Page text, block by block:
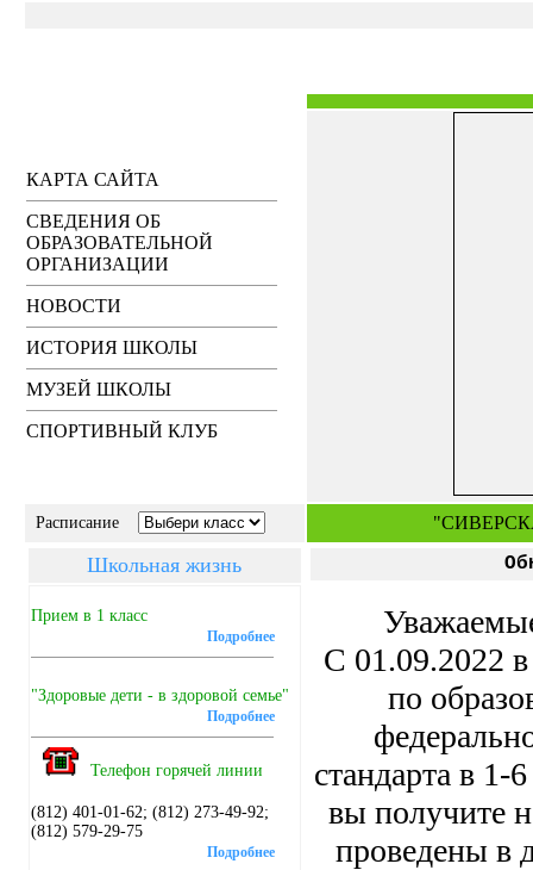
КАРТА САЙТА
СВЕДЕНИЯ ОБ
ОБРАЗОВАТЕЛЬНОЙ
ОРГАНИЗАЦИИ
НОВОСТИ
ИСТОРИЯ ШКОЛЫ
МУЗЕЙ ШКОЛЫ
СПОРТИВНЫЙ КЛУБ
Расписание
Школьная жизнь
Прием в 1 класс
Подробнее
"Здоровые дети - в здоровой семье"
Подробнее
Телефон горячей линии
(812) 401-01-62; (812) 273-49-92;
(812) 579-29-75
Подробнее
С 01.09.2022
по
стандарта в
вы получите
проведены в